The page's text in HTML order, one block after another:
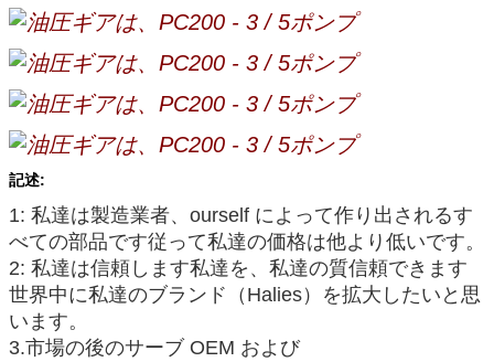
記述:
1: 私達は製造業者、ourself によって作り出されるす
べての部品です従って私達の価格は他より低いです。
2: 私達は信頼します私達を、私達の質信頼できます
世界中に私達のブランド（Halies）を拡大したいと思
います。
3.市場の後のサーブ OEM および